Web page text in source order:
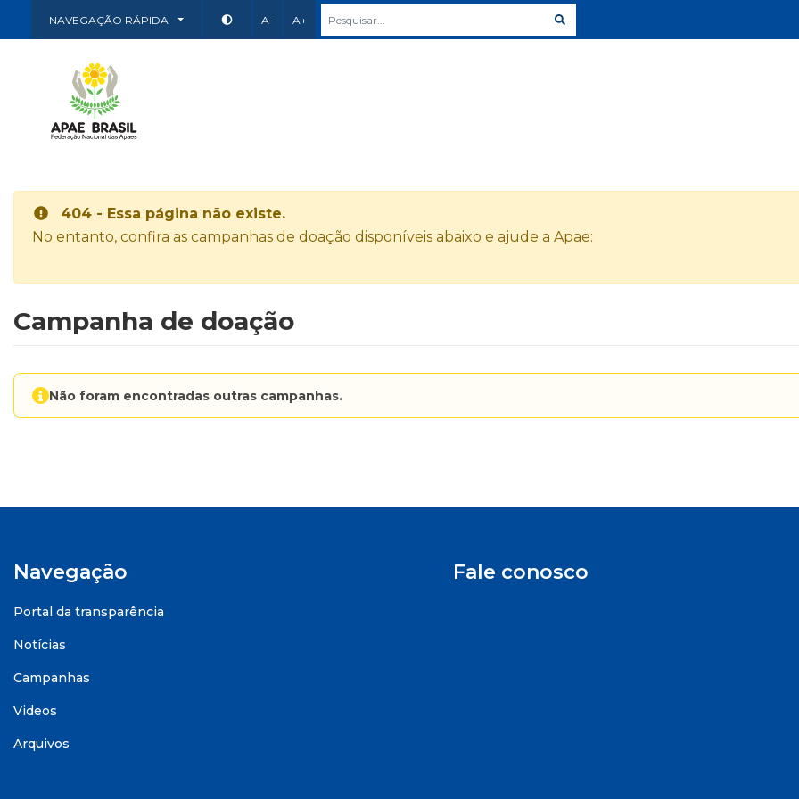
NAVEGAÇÃO RÁPIDA A- A+
404 - Essa página não existe.
No entanto, confira as campanhas de doação disponíveis abaixo e ajude a Apae:
Campanha de doação
Não foram encontradas outras campanhas.
Navegação
Portal da transparência
Notícias
Campanhas
Videos
Arquivos
Fale conosco